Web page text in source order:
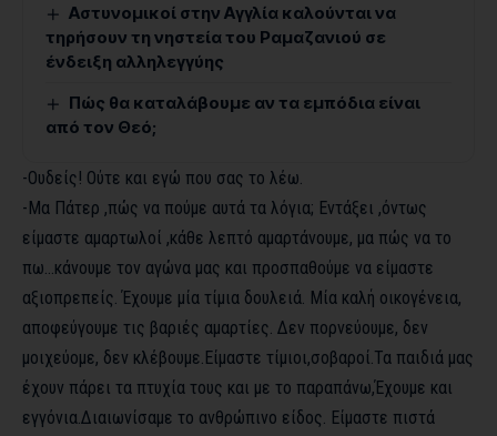
Αστυνομικοί στην Αγγλία καλούνται να
τηρήσουν τη νηστεία του Ραμαζανιού σε
ένδειξη αλληλεγγύης
Πώς θα καταλάβουμε αν τα εμπόδια είναι
από τον Θεό;
-Ουδείς! Ούτε και εγώ που σας το λέω.
-Μα Πάτερ ,πώς να πούμε αυτά τα λόγια; Εντάξει ,όντως
είμαστε αμαρτωλοί ,κάθε λεπτό αμαρτάνουμε, μα πώς να το
πω…κάνουμε τον αγώνα μας και προσπαθούμε να είμαστε
αξιοπρεπείς. Έχουμε μία τίμια δουλειά. Μία καλή οικογένεια,
αποφεύγουμε τις βαριές αμαρτίες. Δεν πορνεύουμε, δεν
μοιχεύομε, δεν κλέβουμε.Είμαστε τίμιοι,σοβαροί.Τα παιδιά μας
έχουν πάρει τα πτυχία τους και με το παραπάνω,Έχουμε και
εγγόνια.Διαιωνίσαμε το ανθρώπινο είδος. Είμαστε πιστά